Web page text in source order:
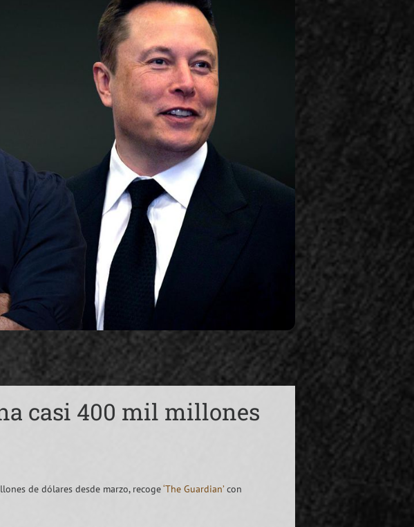
casi 400 mil millones
de dólares desde marzo, recoge‘The Guardian’con